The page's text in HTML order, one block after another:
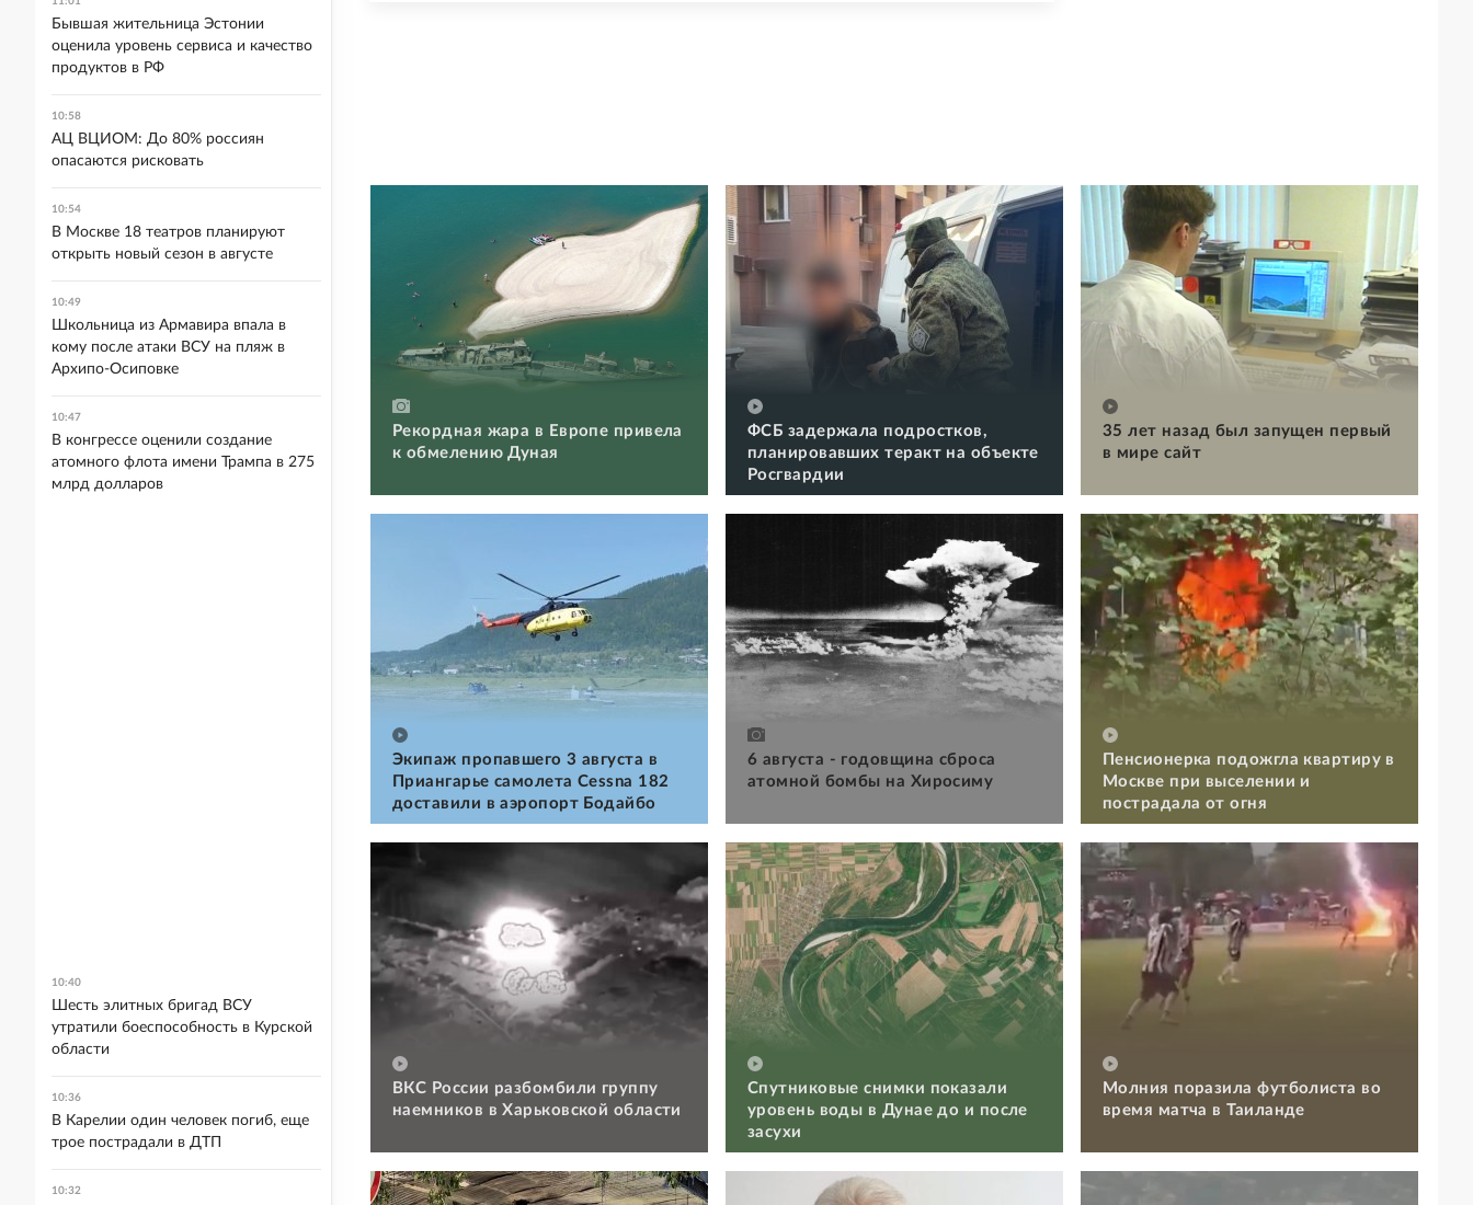
Рекордная жара в Европе привела
к обмелению Дуная
ФСБ задержала подростков,
планировавших теракт на объекте
Росгвардии
35 лет назад был запущен первый
в мире сайт
Экипаж пропавшего 3 августа в
Приангарье самолета Cessna 182
доставили в аэропорт Бодайбо
6 августа - годовщина сброса
атомной бомбы на Хиросиму
Пенсионерка подожгла квартиру в
Москве при выселении и
пострадала от огня
ВКС России разбомбили группу
наемников в Харьковской области
Спутниковые снимки показали
уровень воды в Дунае до и после
засухи
Молния поразила футболиста во
время матча в Таиланде
Бывшая жительница Эстонии
оценила уровень сервиса и качество
продуктов в РФ
10:58
АЦ ВЦИОМ: До 80% россиян
опасаются рисковать
10:54
В Москве 18 театров планируют
открыть новый сезон в августе
10:49
Школьница из Армавира впала в
кому после атаки ВСУ на пляж в
Архипо-Осиповке
10:47
В конгрессе оценили создание
атомного флота имени Трампа в 275
млрд долларов
10:40
Шесть элитных бригад ВСУ
утратили боеспособность в Курской
области
10:36
В Карелии один человек погиб, еще
трое пострадали в ДТП
10:32